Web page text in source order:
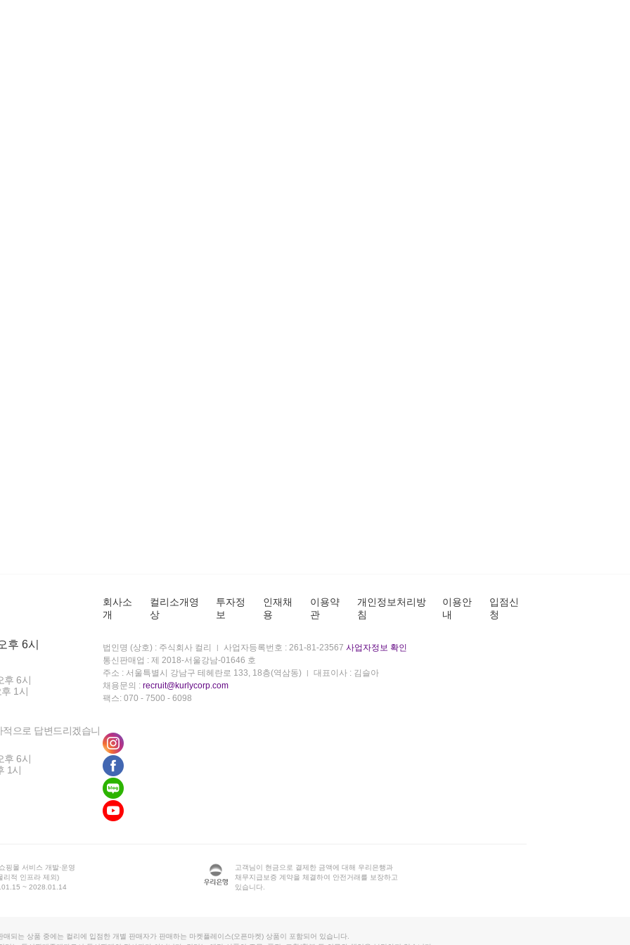
후 6시
후 6시
1시
으로 답변드리겠습니
후 6시
1시
회사소
개
컬리소개영
상
투자정
보
인재채
용
이용약
관
개인정보처리방
침
이용안
내
입점신
청
법인명 (상호) : 주식회사 컬리 사업자등록번호 : 261-81-23567 사업자정보 확인
통신판매업 : 제 2018-서울강남-01646 호
주소 : 서울특별시 강남구 테헤란로 133, 18층(역삼동)
대표이사 : 김슬아
채용문의 : recruit@kurlycorp.com
팩스: 070 - 7500 - 6098
핑몰 서비스 개발·운영
리적 인프라 제외)
~ 2028.01.14
고객님이 현금으로 결제한 금액에 대해 우리은행과
채무지급보증 계약을 체결하여 안전거래를 보장하고
있습니다.
매되는 상품 중에는 컬리에 입점한 개별 판매자가 판매하는 마켓플레이스(오픈마켓) 상품이 포함되어 있습니다.